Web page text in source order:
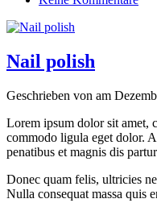
Nail polish
Geschrieben von am
Lorem ipsum dolor sit amet,
commodo ligula eget dolor.
penatibus et magnis dis
Donec quam felis, ultricies
Nulla consequat massa quis